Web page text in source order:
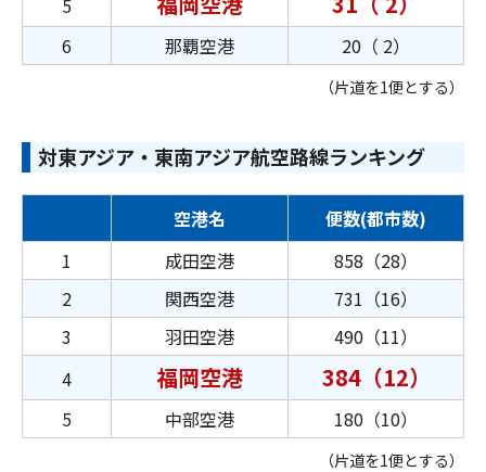
5
6 那覇空港 20（ 2）
（片道を1便とする）
対東アジア・東南アジア航空路線ランキング
空港名
便数(都市数)
1
成田空港
858（28）
2
関西空港
731（16）
3
羽田空港
490（11）
4
福岡空港 384（12）
5 中部空港 180（10）
（片道を1便とする）